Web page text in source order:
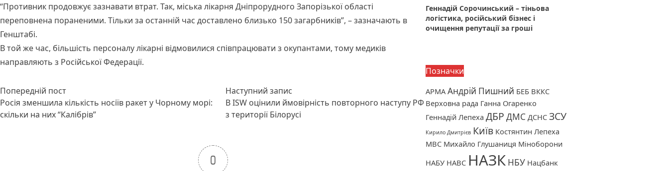
“Противник продовжує зазнавати втрат. Так, міська лікарня Дніпрорудного Запорізької області
переповнена пораненими. Тільки за останній час доставлено близько 150 загарбників”, – зазначають в
Генштабі.
В той же час, більшість персоналу лікарні відмовилися співпрацювати з окупантами, тому медиків
направляють з Російської Федерації.
Навігація
записів
Попередній постПопередній запис:
Росія зменшила кількість носіїв ракет у Чорному морі:
скільки на них “Калібрів”
Наступний записНаступний пост :
В ISW оцінили ймовірність повторного наступу РФ
з території Білорусі
0
Геннадій Сорочинський – тіньова
логістика, російський бізнес і
очищення репутації за гроші
Позначки
АРМА Андрій Пишний БЕБ ВККС
Верховна рада Ганна Огаренко
Геннадій Лепеха ДБР ДМС ДСНС ЗСУ
Кирило Дмитрієв Київ Костянтин Лепеха
МВС Михайло Глушаниця Міноборони
НАБУ НАВС НАЗК НБУ Нацбанк